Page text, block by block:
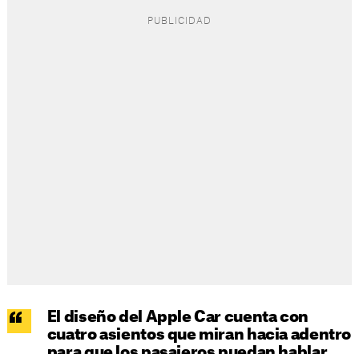
El diseño del Apple Car cuenta con
cuatro asientos que miran hacia adentro